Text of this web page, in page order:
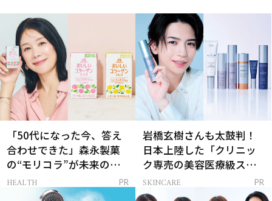
「50代になった今、答え
合わせできた」森永製菓
の“モリコラ”が未来のキ
レイを連れてくる！
HEALTH PR
岩橋玄樹さんも太鼓判！
日本上陸した「クリニッ
ク専売の美容医療級スキ
ンケア」
SKINCARE PR